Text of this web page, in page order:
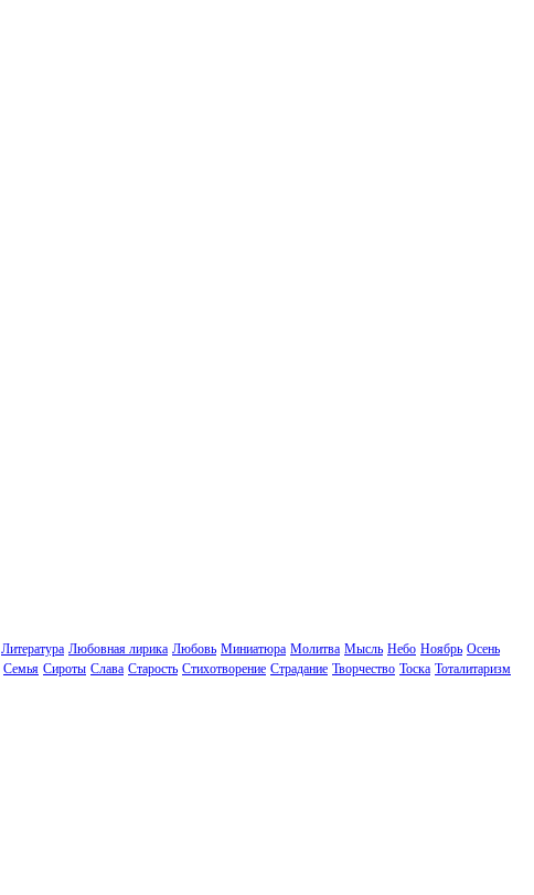
Литература Любовная лирика Любовь Миниатюра Молитва Мысль Небо Ноябрь Осень
Семья Сироты Слава Старость Стихотворение Страдание Творчество Тоска Тоталитаризм